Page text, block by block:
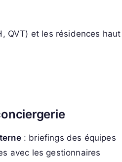
QVT) et les résidences haut
: briefings des équipes
avec les gestionnaires